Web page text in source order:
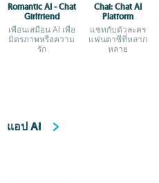
Romantic AI - Chat
Girlfriend
เพื่อนเสมือน AI เพื่อ
มิตรภาพหรือความ
รัก
Chai: Chat AI
Platform
แชทกับตัวละคร
แฟนตาซีที่หลาก
หลาย
แอป AI